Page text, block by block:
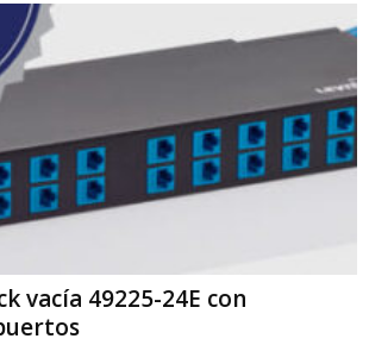
vacía 49225-24E con